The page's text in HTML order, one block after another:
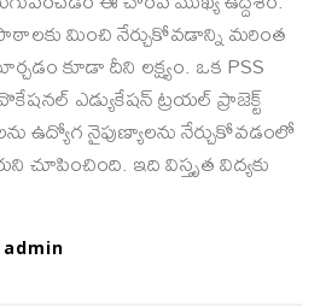
మించి నేర్చుకోవడాన్ని మరింత
కూడా దీని లక్ష్యం. ఒక PSS
ఎడ్యుకేషన్ ట్రయల్ ప్రాజెక్ట్
ఉద్యోగ నైపుణ్యాలను నేర్చుకోవడంలో
చూపించింది. ఇది విస్తృత విద్యకు
admin